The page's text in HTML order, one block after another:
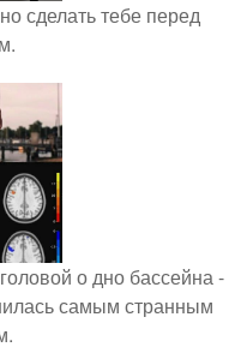
сделать тебе перед
о дно бассейна -
самым странным